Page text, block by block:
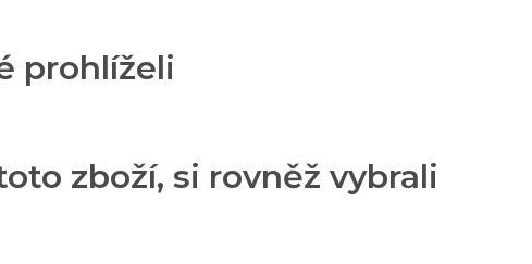
prohlíželi
zboží, si rovněž vybrali